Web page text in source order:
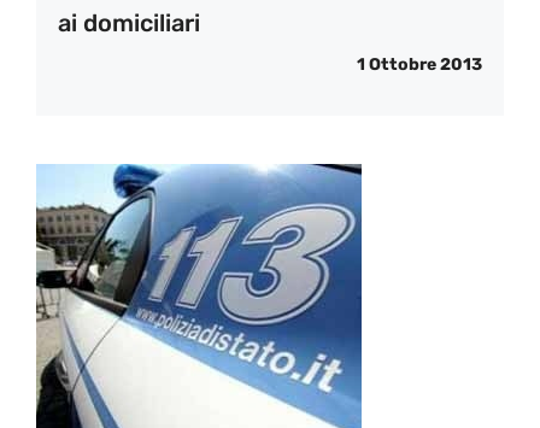
ai domiciliari
1 Ottobre 2013